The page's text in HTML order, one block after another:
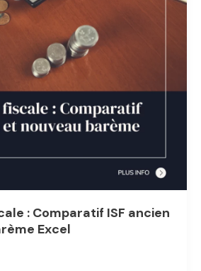
: Comparatif ISF ancien
Excel